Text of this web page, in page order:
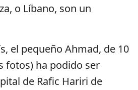
o Líbano, son un
el pequeño Ahmad, de 10
fotos) ha podido ser
de Rafic Hariri de